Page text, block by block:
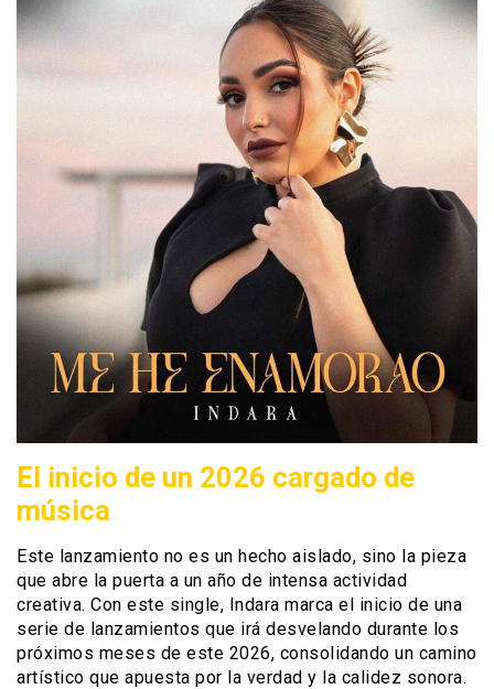
El inicio de un 2026 cargado de
música
Este lanzamiento no es un hecho aislado, sino la pieza
que abre la puerta a un año de intensa actividad
creativa. Con este single, Indara marca el inicio de una
serie de lanzamientos que irá desvelando durante los
próximos meses de este 2026, consolidando un camino
artístico que apuesta por la verdad y la calidez sonora.